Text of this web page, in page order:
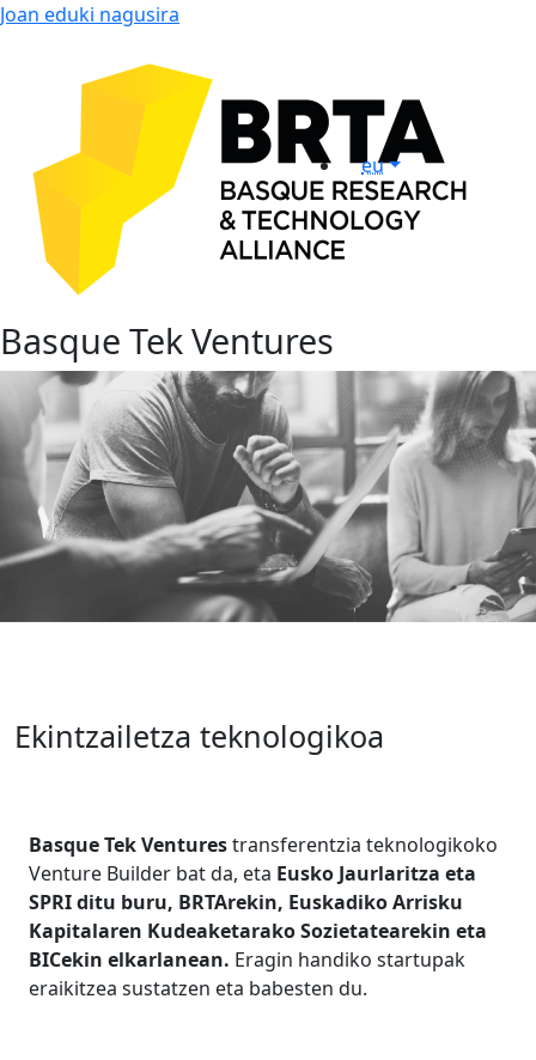
Joan eduki nagusira
eu
Basque Tek Ventures
Ekintzailetza teknologikoa
Basque Tek Venturestransferentzia teknologikoko
Venture Builder bat da, eta Eusko Jaurlaritza eta
SPRI ditu buru, BRTArekin, Euskadiko Arrisku
Kapitalaren Kudeaketarako Sozietatearekin eta
BICekin elkarlanean. Eragin handiko startupak
eraikitzea sustatzen eta babesten du.